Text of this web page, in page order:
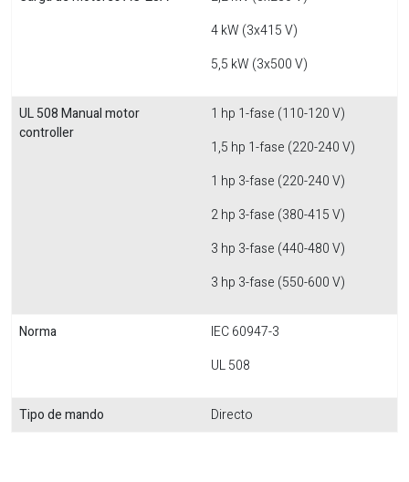
4 kW (3x415 V)
5,5 kW (3x500 V)
UL 508 Manual motor
controller
1 hp 1-fase (110-120 V)
1,5 hp 1-fase (220-240 V)
1 hp 3-fase (220-240 V)
2 hp 3-fase (380-415 V)
3 hp 3-fase (440-480 V)
3 hp 3-fase (550-600 V)
Norma
IEC 60947-3
UL 508
Tipo de mando Directo